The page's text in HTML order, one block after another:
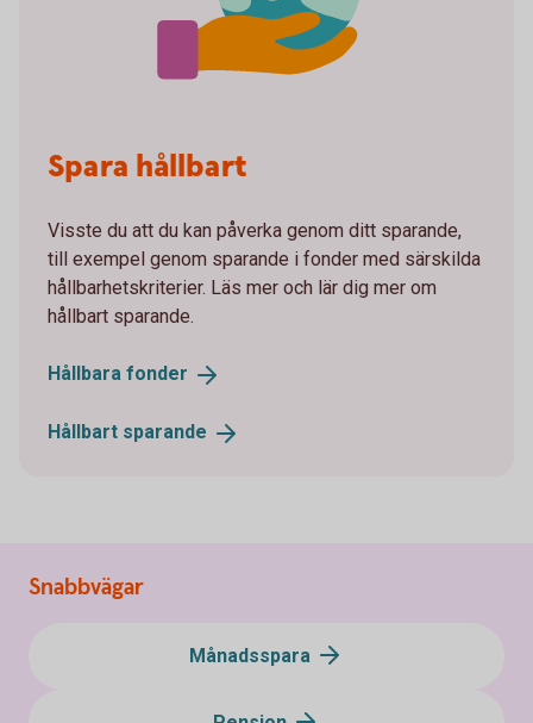
Spara hållbart
Visste du att du kan påverka genom ditt sparande,
till exempel genom sparande i fonder med särskilda
hållbarhetskriterier. Läs mer och lär dig mer om
hållbart sparande.
Hållbara fonder
Hållbart sparande
Snabbvägar
Månadsspara